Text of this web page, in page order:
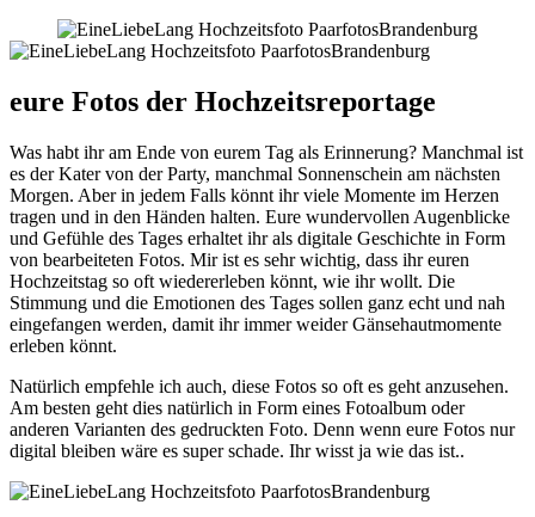
eure Fotos der Hochzeitsreportage
Was habt ihr am Ende von eurem Tag als Erinnerung? Manchmal ist
es der Kater von der Party, manchmal Sonnenschein am nächsten
Morgen. Aber in jedem Falls könnt ihr viele Momente im Herzen
tragen und in den Händen halten. Eure wundervollen Augenblicke
und Gefühle des Tages erhaltet ihr als digitale Geschichte in Form
von bearbeiteten Fotos. Mir ist es sehr wichtig, dass ihr euren
Hochzeitstag so oft wiedererleben könnt, wie ihr wollt. Die
Stimmung und die Emotionen des Tages sollen ganz echt und nah
eingefangen werden, damit ihr immer weider Gänsehautmomente
erleben könnt.
Natürlich empfehle ich auch, diese Fotos so oft es geht anzusehen.
Am besten geht dies natürlich in Form eines Fotoalbum oder
anderen Varianten des gedruckten Foto. Denn wenn eure Fotos nur
digital bleiben wäre es super schade. Ihr wisst ja wie das ist..